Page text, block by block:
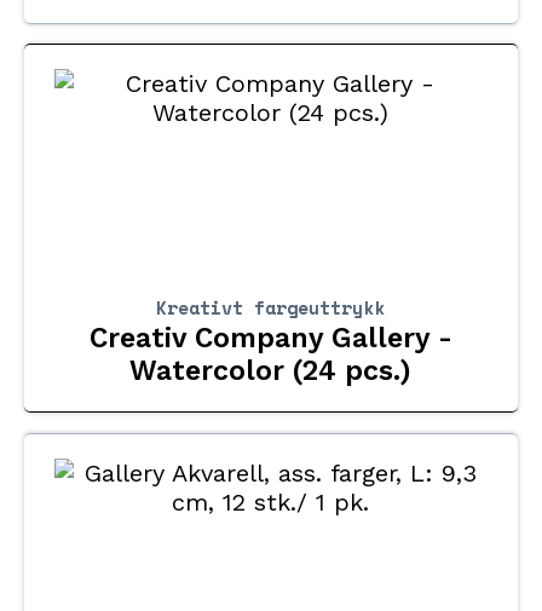
Kreativt fargeuttrykk
Creativ Company Gallery -
Watercolor (24 pcs.)